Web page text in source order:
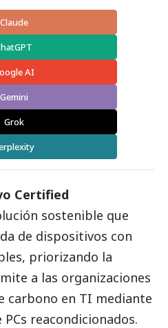
Claude
AI
Gemini
Grok
Certified
sostenible que
de dispositivos con
priorizando la
a las organizaciones
carbono en TI mediante
reacondicionados.